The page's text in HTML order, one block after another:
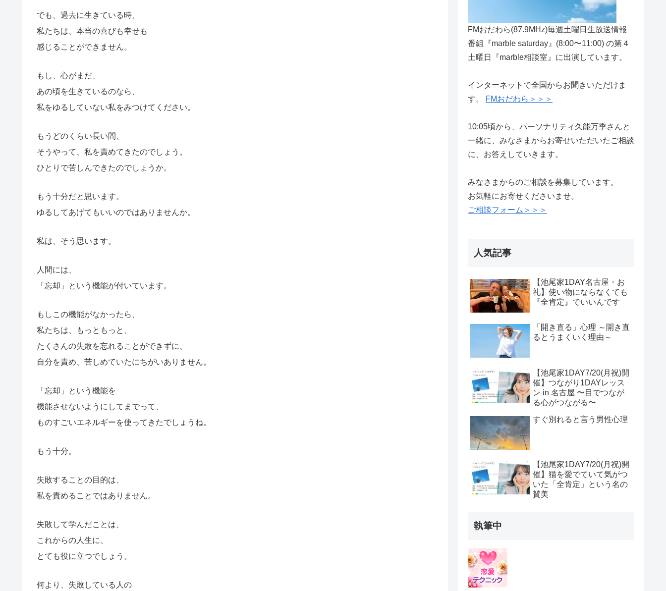
でも、過去に生きている時、
私たちは、本当の喜びも幸せも
感じることができません。
もし、心がまだ、
あの頃を生きているのなら、
私をゆるしていない私をみつけてください。
もうどのくらい長い間、
そうやって、私を責めてきたのでしょう。
ひとりで苦しんできたのでしょうか。
もう十分だと思います。
ゆるしてあげてもいいのではありませんか。
私は、そう思います。
人間には、
「忘却」という機能が付いています。
もしこの機能がなかったら、
私たちは、もっともっと、
たくさんの失敗を忘れることができずに、
自分を責め、苦しめていたにちがいありません。
「忘却」という機能を
機能させないようにしてまでって、
ものすごいエネルギーを使ってきたでしょうね。
もう十分。
失敗することの目的は、
私を責めることではありません。
失敗して学んだことは、
これからの人生に、
とても役に立つでしょう。
何より、失敗している人の
FMおだわら(87.9MHz)毎週土曜日生放送情報
番組『marble saturday』(8:00〜11:00) の第４
土曜日『marble相談室』に出演しています。
インターネットで全国からお聞きいただけま
す。
FMおだわら＞＞＞
10:05頃から、パーソナリティ久能万季さんと
一緒に、みなさまからお寄せいただいたご相談
に、お答えしていきます。
みなさまからのご相談を募集しています。
お気軽にお寄せくださいませ。
ご相談フォーム＞＞＞
人気記事
【池尾家1DAY名古屋・お
礼】使い物にならなくても
『全肯定』でいいんです
「開き直る」心理 ～開き直
るとうまくいく理由～
【池尾家1DAY7/20(月祝)開
催】つながり1DAYレッス
ン in 名古屋 〜目でつなが
る心がつながる〜
すぐ別れると言う男性心理
【池尾家1DAY7/20(月祝)開
催】猫を愛でていて気がつ
いた「全肯定」という名の
賛美
執筆中